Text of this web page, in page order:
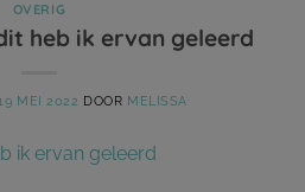
OVERIG
heb ik ervan geleerd
MEI 2022 DOOR MELISSA